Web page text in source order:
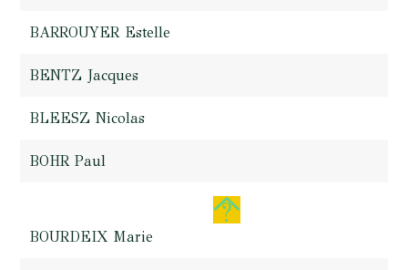
BARROUYER Estelle
BENTZ Jacques
BLEESZ Nicolas
BOHR Paul
BOURDEIX Marie